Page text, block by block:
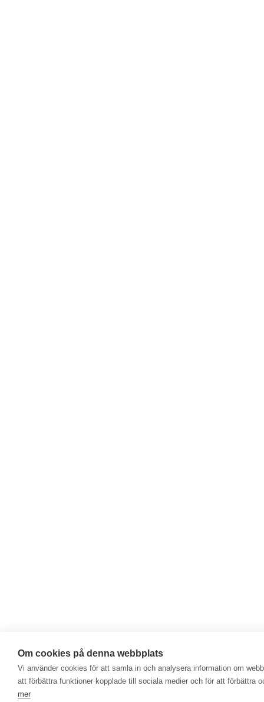
Om cookies på denna webbplats
Vi använder cookies för att samla in och analysera information om
att förbättra funktioner kopplade till sociala medier och för att förbättra
mer